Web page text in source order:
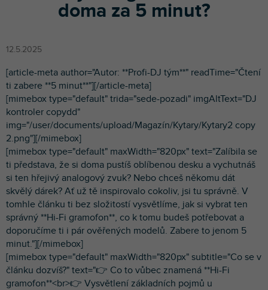
doma za 5 minut?
12.5.2025
[article-meta author="Autor: **Profi-DJ tým**" readTime="Čtení
ti zabere **5 minut**"][/article-meta]
[mimebox type="default" trida="sede-pozadi" imgAltText="DJ
kontroler copydd"
img="/user/documents/upload/Magazín/Kytary/Kytary2 copy
2.png"][/mimebox]
[mimebox type="default" maxWidth="820px" text="Zalíbila se
ti představa, že si doma pustíš oblíbenou desku a vychutnáš
si ten hřejivý analogový zvuk? Nebo chceš někomu dát
skvělý dárek? Ať už tě inspirovalo cokoliv, jsi tu správně. V
tomhle článku ti bez složitostí vysvětlíme, jak si vybrat ten
správný **Hi-Fi gramofon**, co k tomu budeš potřebovat a
doporučíme ti i pár ověřených modelů. Zabere to jenom 5
minut."][/mimebox]
[mimebox type="default" maxWidth="820px" subtitle="Co se v
článku dozvíš?" text="👉 Co to vůbec znamená **Hi-Fi
gramofon**<br>👉 Vysvětlení základních pojmů u